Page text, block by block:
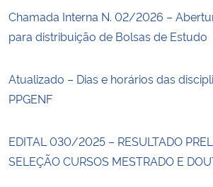
Chamada Interna N. 02/2026 –
para distribuição de Bolsas de Estudo
Atualizado – Dias e horários das
PPGENF
EDITAL 030/2025 – RESULTADO
SELEÇÃO CURSOS MESTRADO E